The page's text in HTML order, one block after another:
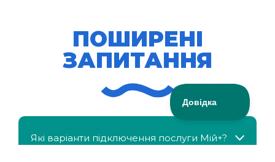
ПОШИРЕНІ
ЗАПИТАННЯ
Які варіанти підключення послуги Мій+?